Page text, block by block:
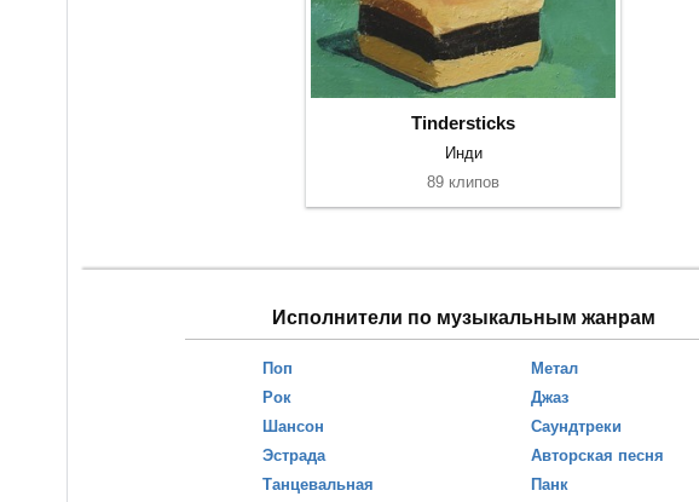
Tindersticks
Инди
89 клипов
Исполнители по музыкальным жанрам
Поп
Рок
Шансон
Эстрада
Танцевальная
Метал
Джаз
Саундтреки
Авторская песня
Панк